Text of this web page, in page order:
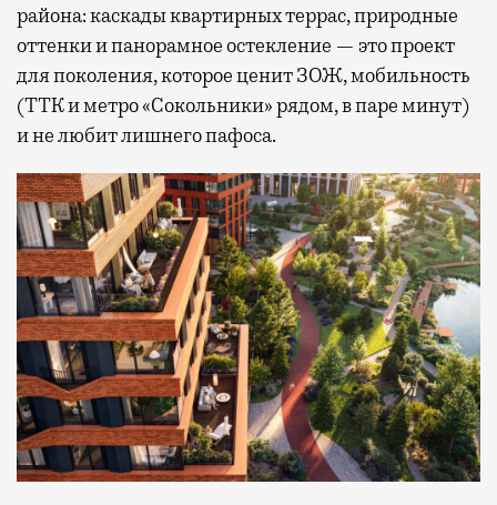
района: каскады квартирных террас, природные
оттенки и панорамное остекление — это проект
для поколения, которое ценит ЗОЖ, мобильность
(ТТК и метро «Сокольники» рядом, в паре минут)
и не любит лишнего пафоса.